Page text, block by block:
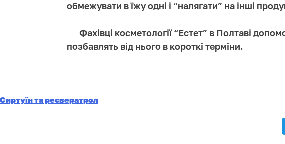
обмежувати в їжу одні і “налягати” на інші
Фахівці косметології “Естет” в Полтаві
позбавлять від нього в короткі терміни.
Навігація
Сиртуїн та ресвератрол